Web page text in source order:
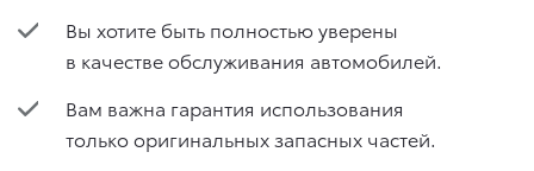
​Вы хотите быть полностью уверены
в качестве обслуживания автомобилей.
Вам важна гарантия использования
только оригинальных запасных частей.